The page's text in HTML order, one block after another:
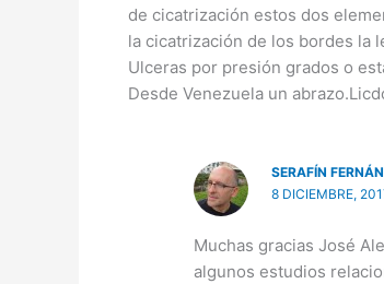
de cicatrización estos dos
la cicatrización de los bordes la
Ulceras por presión grados o
Desde Venezuela un
SERAFÍN
8 DICIEMBRE,
Muchas gracias José
algunos estudios